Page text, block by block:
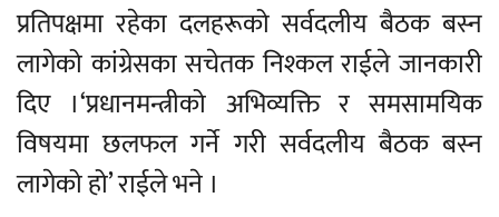
प्रतिपक्षमा रहेका दलहरूको सर्वदलीय बैठक बस्न
लागेको कांग्रेसका सचेतक निश्कल राईले जानकारी
दिए ।‘प्रधानमन्त्रीको अभिव्यक्ति र समसामयिक
विषयमा छलफल गर्ने गरी सर्वदलीय बैठक बस्न
लागेको हो’ राईले भने ।